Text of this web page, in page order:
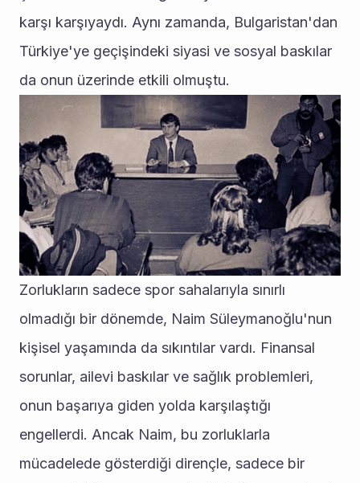
karşı karşıyaydı. Aynı zamanda, Bulgaristan'dan
Türkiye'ye geçişindeki siyasi ve sosyal baskılar
da onun üzerinde etkili olmuştu.
Zorlukların sadece spor sahalarıyla sınırlı
olmadığı bir dönemde, Naim Süleymanoğlu'nun
kişisel yaşamında da sıkıntılar vardı. Finansal
sorunlar, ailevi baskılar ve sağlık problemleri,
onun başarıya giden yolda karşılaştığı
engellerdi. Ancak Naim, bu zorluklarla
mücadelede gösterdiği dirençle, sadece bir